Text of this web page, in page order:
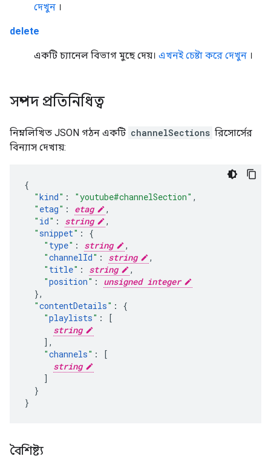
দেখুন ।
delete
একটি চ্যানেল বিভাগ মুছে দেয়। এখনই চেষ্টা করে দেখুন ।
সম্পদ প্রতিনিধিত্ব
নিম্নলিখিত JSON গঠন একটি channelSections রিসোর্সের
বিন্যাস দেখায়:
"kind" : "youtube#channelSection" ,
" etag" : etag
,
" id" : string
,
"snippet" :
" type" : string
,
"channelId" : string
,
" title" : string
,
"position" :
unsigned integer
},
"contentDetails" :
"playlists" :
[
string
],
"channels" :
[
string
]
}
}
বৈশিষ্ট্য